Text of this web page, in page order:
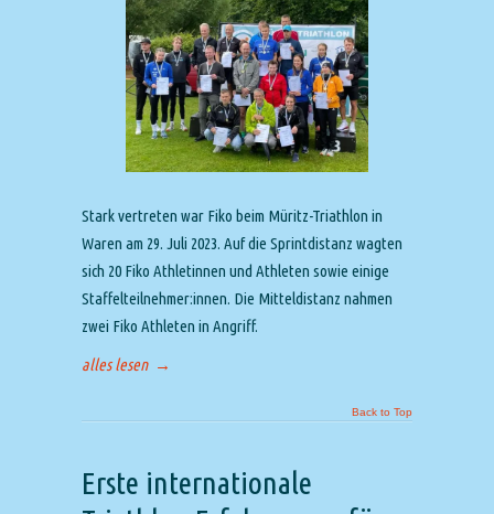
Stark vertreten war Fiko beim Müritz-Triathlon in
Waren am 29. Juli 2023. Auf die Sprintdistanz wagten
sich 20 Fiko Athletinnen und Athleten sowie einige
Staffelteilnehmer:innen. Die Mitteldistanz nahmen
zwei Fiko Athleten in Angriff.
alles lesen →
Back to Top
Erste internationale